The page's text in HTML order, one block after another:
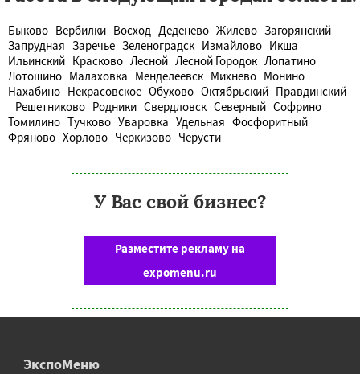
Быково Вербилки Восход Деденево Жилево Загорянский
Запрудная Заречье Зеленоградск Измайлово Икша
Ильинский Красково Лесной Лесной Городок Лопатино
Лотошино Малаховка Менделеевск Михнево Монино
Нахабино Некрасовское Обухово Октябрьский Правдинский
Решетниково Родники Свердловск Северный Софрино
Томилино Тучково Уваровка Удельная Фосфоритный
Фряново Хорлово Черкизово Черусти
У Вас свой бизнес?
Разместите рекламу на
expomenu.ru
ЭкспоМеню